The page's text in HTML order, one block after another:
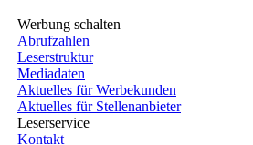
Werbung schalten
Abrufzahlen
Leserstruktur
Mediadaten
Aktuelles für Werbekunden
Aktuelles für Stellenanbieter
Leserservice
Kontakt